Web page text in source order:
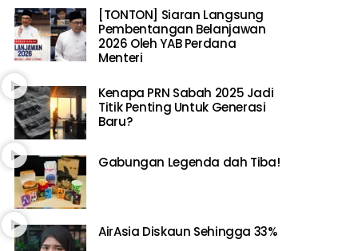
[TONTON] Siaran Langsung
Pembentangan Belanjawan
2026 Oleh YAB Perdana
Menteri
Kenapa PRN Sabah 2025 Jadi
Titik Penting Untuk Generasi
Baru?
Gabungan Legenda dah Tiba!
AirAsia Diskaun Sehingga 33%